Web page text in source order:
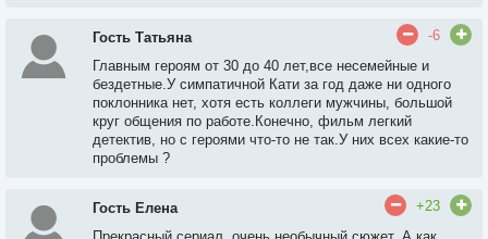
Гость Татьяна
-6
Главным героям от 30 до 40 лет,все несемейные и
бездетные.У симпатичной Кати за год даже ни одного
поклонника нет, хотя есть коллеги мужчины, большой
круг общения по работе.Конечно, фильм легкий
детектив, но с героями что-то не так.У них всех какие-то
проблемы ?
Гость Елена
+23